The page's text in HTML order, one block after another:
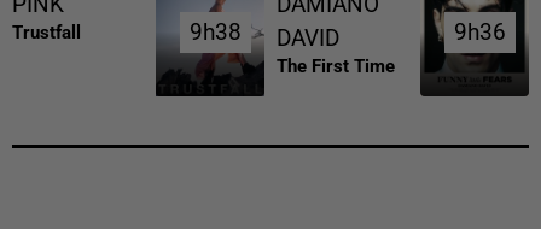
Trustfall 9h38
9h38
DAVID
The First Time
9h36
9h36